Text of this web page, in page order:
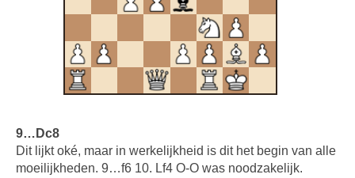
9…Dc8
Dit lijkt oké, maar in werkelijkheid is dit het begin van alle
moeilijkheden. 9…f6 10. Lf4 O-O was noodzakelijk.